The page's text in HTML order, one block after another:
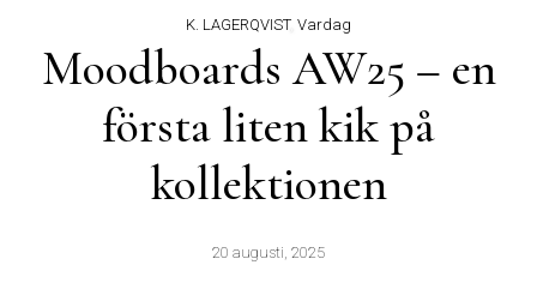
K. LAGERQVIST, Vardag
Moodboards AW25 – en
första liten kik på
kollektionen
20 augusti, 2025